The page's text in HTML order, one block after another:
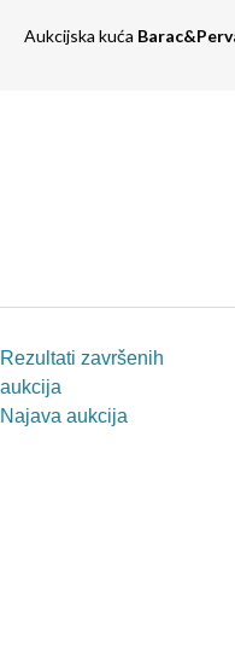
Aukcijska kuća
Rezultati završenih
aukcija
Najava aukcija